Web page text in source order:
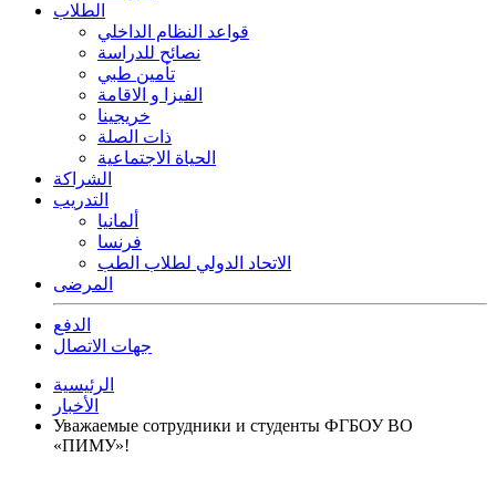
الطلاب
قواعد النظام الداخلي
نصائح للدراسة
تأمين طبي
الفيزا و الاقامة
خريجينا
ذات الصلة
الحياة الاجتماعية
الشراكة
التدريب
ألمانيا
فرنسا
الاتحاد الدولي لطلاب الطب
المرضى
الدفع
جهات الاتصال
الرئيسية
الأخبار
Уважаемые сотрудники и студенты ФГБОУ ВО
«ПИМУ»!